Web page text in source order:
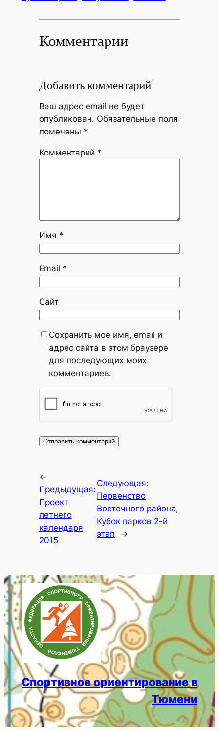
Комментарии
Добавить комментарий
Ваш адрес email не будет
опубликован. Обязательные поля
помечены *
Комментарий *
Имя *
Email *
Сайт
Сохранить моё имя, email и
адрес сайта в этом браузере
для последующих моих
комментариев.
←
Предыдущая:
Проект
летнего
календаря
2015
Следующая:
Первенство
Восточного района,
Кубок парков 2-й
этап
→
Спортивное ориентирование в
Тюмени